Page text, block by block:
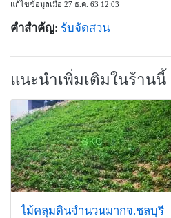
แก้ไขข้อมูลเมื่อ 27 ธ.ค. 63 12:03
คำสำคัญ: รับจัดสวน
แนะนำเพิ่มเติมในร้านนี้
ไม้คลุมดินจำนวนมากจ.ชลบุรี